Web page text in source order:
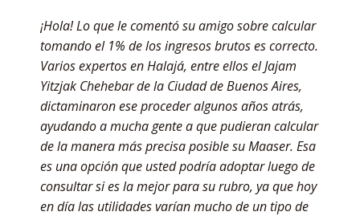
¡Hola! Lo que le comentó su amigo sobre calcular
tomando el 1% de los ingresos brutos es correcto.
Varios expertos en Halajá, entre ellos el Jajam
Yitzjak Chehebar de la Ciudad de Buenos Aires,
dictaminaron ese proceder algunos años atrás,
ayudando a mucha gente a que pudieran calcular
de la manera más precisa posible su Maaser. Esa
es una opción que usted podría adoptar luego de
consultar si es la mejor para su rubro, ya que hoy
en día las utilidades varían mucho de un tipo de